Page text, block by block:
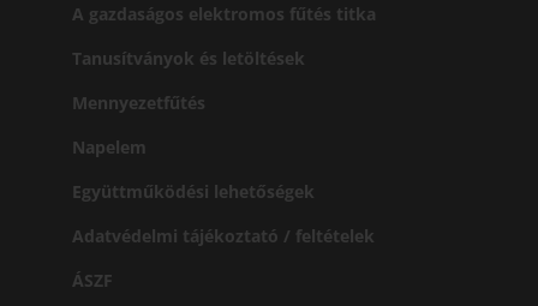
A gazdaságos elektromos fűtés titka
Tanusítványok és letöltések
Mennyezetfűtés
Napelem
Együttműködési lehetőségek
Adatvédelmi tájékoztató / feltételek
ÁSZF